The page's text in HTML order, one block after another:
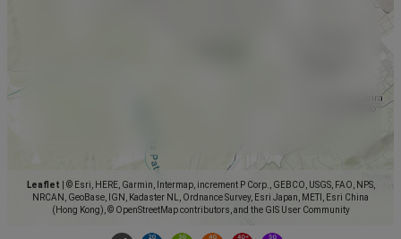
Leaflet
© Esri, HERE, Garmin, Intermap, increment P Corp., GEBCO, USGS, FAO, NPS,
NRCAN, GeoBase, IGN, Kadaster NL, Ordnance Survey, Esri Japan, METI, Esri China
(Hong Kong), © OpenStreetMap contributors, and the GIS User Community